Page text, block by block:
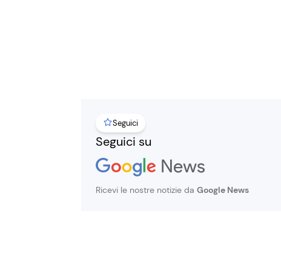
Seguici
Seguici su
Ricevi le nostre notizie da Google News